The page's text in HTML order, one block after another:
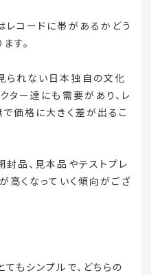
コードに帯があるかどう
す。
られない日本独自の文化
ター達にも需要があり、レ
価格に大きく差が出るこ
品、見本品やテストプレ
高くなっていく傾向がござ
もシンプルで、どちらの